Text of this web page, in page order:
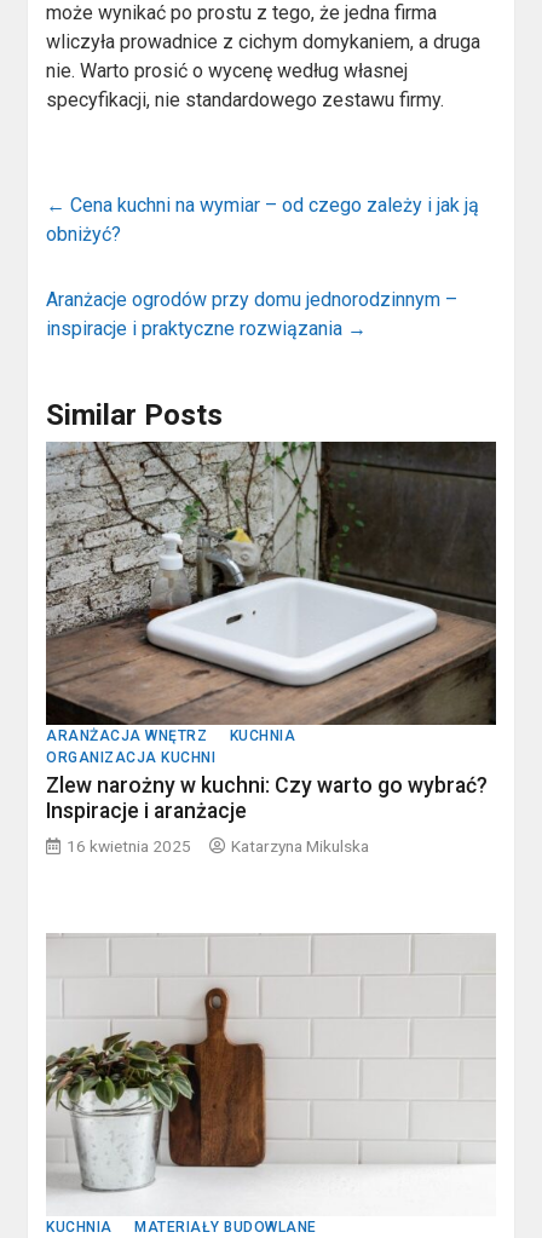
może wynikać po prostu z tego, że jedna firma
wliczyła prowadnice z cichym domykaniem, a druga
nie. Warto prosić o wycenę według własnej
specyfikacji, nie standardowego zestawu firmy.
← Cena kuchni na wymiar – od czego zależy i jak ją
obniżyć?
Aranżacje ogrodów przy domu jednorodzinnym –
inspiracje i praktyczne rozwiązania →
Similar Posts
ARANŻACJA WNĘTRZ
KUCHNIA
ORGANIZACJA KUCHNI
Zlew narożny w kuchni: Czy warto go wybrać?
Inspiracje i aranżacje
16 kwietnia 2025 Katarzyna Mikulska
KUCHNIA
MATERIAŁY BUDOWLANE